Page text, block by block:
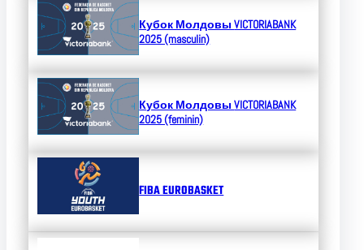
Кубок МолдовыVICTORIABANK
2025 (masculin)
Кубок МолдовыVICTORIABANK
2025 (feminin)
FIBA EUROBASKET